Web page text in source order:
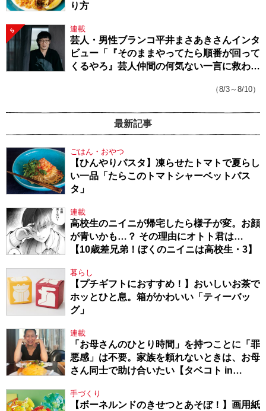
り方
5 連載
芸人・男性ブランコ平井まさあきさんインタ
ビュー「『そのままやってたら順番が回って
くるやろ』芸人仲間の何気ない一言に救われ
（8/3～8/10）
最新記事
ごはん・おやつ
【ひんやりパスタ】凍らせたトマトで夏らし
い一品「たらこのトマトシャーベットパス
タ」
連載
高校生のニイニが帰宅したら様子が変。お顔
が青いかも…？ その理由にオトト君は…
【10歳差兄弟！ぼくのニイニは高校生・3】
暮らし
【プチギフトにおすすめ！】おいしいお茶で
ホッとひと息。箱がかわいい「ティーバッ
グ」
連載
「お母さんのひとり時間」を持つことに「罪
悪感」は不要。家族を頼れないときは、お母
さん同士で助け合いたい【タベコト in
手づくり
【ボーネルンドのきせつとあそぼ！】画用紙